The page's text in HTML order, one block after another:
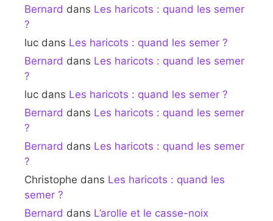
Bernard dans Les haricots : quand les semer
?
luc dans Les haricots : quand les semer ?
Bernard dans Les haricots : quand les semer
?
luc dans Les haricots : quand les semer ?
Bernard dans Les haricots : quand les semer
?
Bernard dans Les haricots : quand les semer
?
Christophe dans Les haricots : quand les
semer ?
Bernard dans L’arolle et le casse-noix